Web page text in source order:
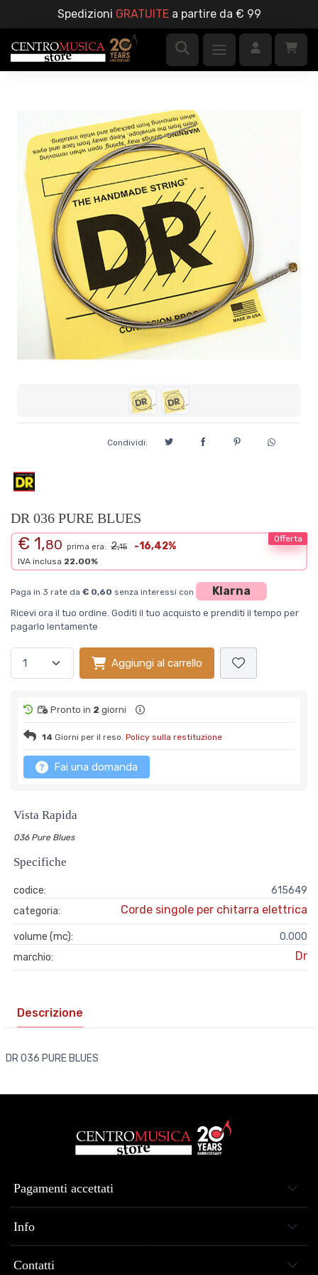
Spedizioni GRATUITEa partire da € 99
Condividi:
DR 036 PURE BLUES
Offerta
€ 1,80 prima era: 2,15 -16,42%
IVA inclusa 22.00%
Paga in 3 rate da € 0,60 senza interessi con Klarna
Ricevi ora il tuo ordine. Goditi il tuo acquisto e prenditi il tempo per
pagarlo lentamente
Aggiungi al carrello
Pronto in 2 giorni
14 Giorni per il reso. Policy sulla restituzione
Fai una domanda
Vista Rapida
036 Pure Blues
Specifiche
codice:
615649
categoria:
Corde singole per chitarra elettrica
volume (mc):
0.000
marchio:
Dr
Descrizione
DR 036 PURE BLUES
Pagamenti accettati
Info
Contatti